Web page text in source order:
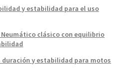
y estabilidad para el uso
Neumático clásico con equilibrio
duración y estabilidad para motos